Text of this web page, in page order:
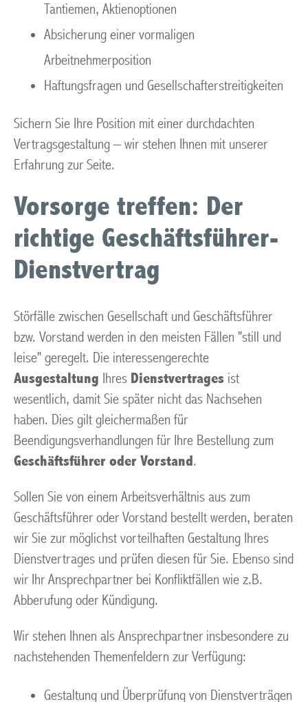
Tantiemen, Aktienoptionen
Absicherung einer vormaligen
Arbeitnehmerposition
Haftungsfragen und Gesellschafterstreitigkeiten
Sichern Sie Ihre Position mit einer durchdachten
Vertragsgestaltung – wir stehen Ihnen mit unserer
Erfahrung zur Seite.
Vorsorge treffen: Der
richtige Geschäftsführer-
Dienstvertrag
Störfälle zwischen Gesellschaft und Geschäftsführer
bzw. Vorstand werden in den meisten Fällen "still und
leise" geregelt. Die interessengerechte
Ausgestaltung Ihres Dienstvertrages ist
wesentlich, damit Sie später nicht das Nachsehen
haben. Dies gilt gleichermaßen für
Beendigungsverhandlungen für Ihre Bestellung zum
Geschäftsführer oder Vorstand.
Sollen Sie von einem Arbeitsverhältnis aus zum
Geschäftsführer oder Vorstand bestellt werden, beraten
wir Sie zur möglichst vorteilhaften Gestaltung Ihres
Dienstvertrages und prüfen diesen für Sie. Ebenso sind
wir Ihr Ansprechpartner bei Konfliktfällen wie z.B.
Abberufung oder Kündigung.
Wir stehen Ihnen als Ansprechpartner insbesondere zu
nachstehenden Themenfeldern zur Verfügung:
Gestaltung und Überprüfung von Dienstverträgen